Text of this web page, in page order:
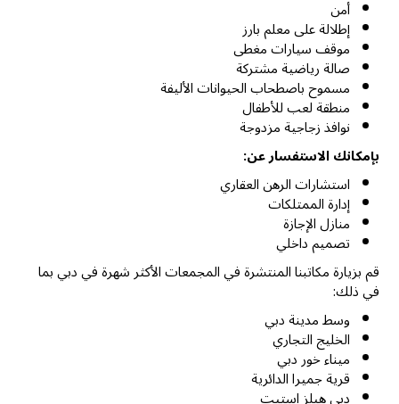
أمن
إطلالة على معلم بارز
موقف سيارات مغطى
صالة رياضية مشتركة
مسموح باصطحاب الحيوانات الأليفة
منطقة لعب للأطفال
نوافذ زجاجية مزدوجة
بإمكانك الاستفسار عن:
استشارات الرهن العقاري
إدارة الممتلكات
منازل الإجازة
تصميم داخلي
قم بزيارة مكاتبنا المنتشرة في المجمعات الأكثر شهرة في دبي بما
في ذلك:
وسط مدينة دبي
الخليج التجاري
ميناء خور دبي
قرية جميرا الدائرية